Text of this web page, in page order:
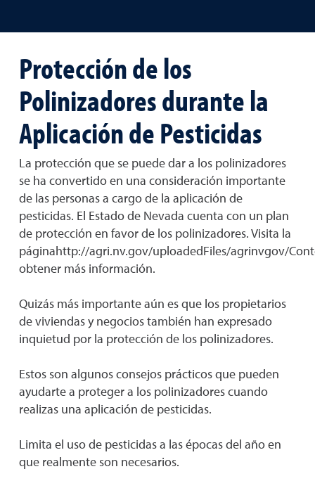
Protección de los
Polinizadores durante la
Aplicación de Pesticidas
La protección que se puede dar a los polinizadores
se ha convertido en una consideración importante
de las personas a cargo de la aplicación de
pesticidas. El Estado de Nevada cuenta con un plan
de protección en favor de los polinizadores. Visita la
páginahttp://agri.nv.gov/uploadedFiles/agrinvgov/
obtener más información.
Quizás más importante aún es que los propietarios
de viviendas y negocios también han expresado
inquietud por la protección de los polinizadores.
Estos son algunos consejos prácticos que pueden
ayudarte a proteger a los polinizadores cuando
realizas una aplicación de pesticidas.
Limita el uso de pesticidas a las épocas del año en
que realmente son necesarios.